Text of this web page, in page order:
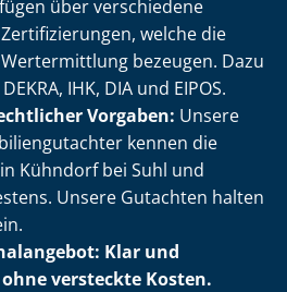
über verschiedene
welche die
bezeugen. Dazu
IHK, DIA und EIPOS.
Vorgaben: Unsere
kennen die
Kühndorf bei Suhl und
Unsere Gutachten halten
Klar und
versteckte Kosten.